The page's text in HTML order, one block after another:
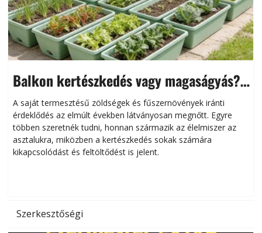
Balkon kertészkedés vagy magaságyás?
Helytakarékos kertészkedés
A saját termesztésű zöldségek és fűszernövények iránti
érdeklődés az elmúlt években látványosan megnőtt. Egyre
többen szeretnék tudni, honnan származik az élelmiszer az
asztalukra, miközben a kertészkedés sokak számára
kikapcsolódást és feltöltődést is jelent.
Szerkesztőségi